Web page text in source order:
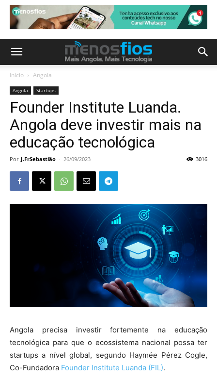
Início Angola
Angola Startups
Founder Institute Luanda.
Angola deve investir mais na
educação tecnológica
Por J.FrSebastião - 26/09/2023 3016
Angola precisa investir fortemente na educação
tecnológica para que o ecossistema nacional possa ter
startups a nível global, segundo Haymée Pérez Cogle,
Co-Fundadora Founder Institute Luanda (FIL).